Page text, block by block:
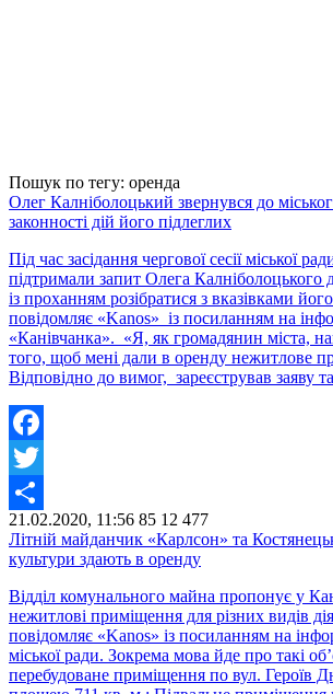
Пошук по тегу: оренда
Олег Калніболоцький звернувся до
законності дій його підлеглих
Під час засідання чергової сесії міської
підтримали запит Олега Калніболоцького
із проханням розібратися з вказівками
повідомляє «Kanos» із посиланням на
«Канівчанка». «Я, як громадянин міста,
того, щоб мені дали в оренду нежитлове
Відповідно до вимог, зареєстрував заяву
Facebook
Twitter
Share
21.02.2020, 11:56 85 12 477
Літній майданчик «Карлсон» та
культури здають в оренду
Відділ комунального майна пропонує у
нежитлові приміщення для різних видів
повідомляє «Kanos» із посиланням на
міської ради. Зокрема мова йде про такі
перебудоване приміщення по вул. Героїв